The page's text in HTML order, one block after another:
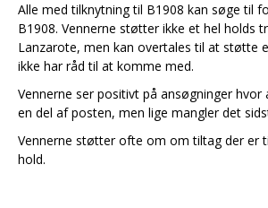
Alle med tilknytning til B1908 kan søge til
B1908. Vennerne støtter ikke et hel holds
Lanzarote, men kan overtales til at støtte
ikke har råd til at komme med.
Vennerne ser positivt på ansøgninger hvor
en del af posten, men lige mangler det
Vennerne støtter ofte om om tiltag der er
hold.